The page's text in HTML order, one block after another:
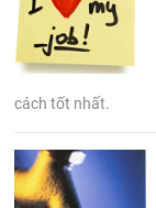
cách tốt nhất.